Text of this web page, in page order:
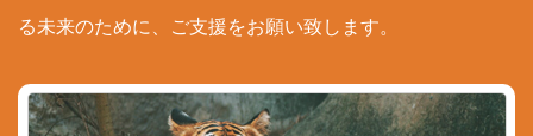
る未来のために、ご支援をお願い致します。